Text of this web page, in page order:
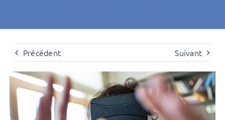
Précédent Suivant